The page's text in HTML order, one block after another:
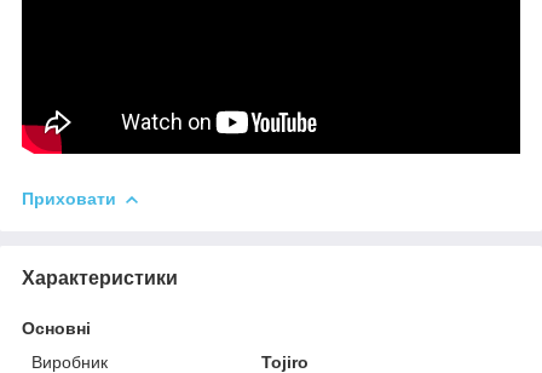
Приховати
Характеристики
Основні
Виробник
Tojiro